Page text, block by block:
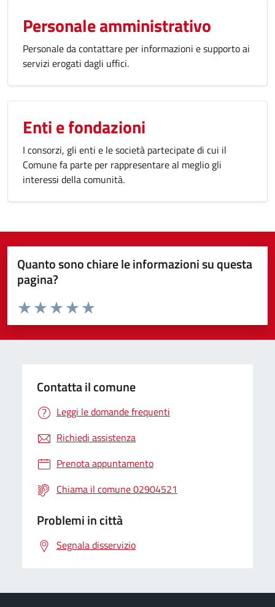
Personale amministrativo
Personale da contattare per informazioni e supporto ai
servizi erogati dagli uffici.
Enti e fondazioni
I consorzi, gli enti e le società partecipate di cui il
Comune fa parte per rappresentare al meglio gli
interessi della comunità.
Quanto sono chiare le informazioni su questa
pagina?
Valuta da 1 a 5 stelle la pagina
Valuta 5 stelle su 5
Valuta 4 stelle su 5
Valuta 3 stelle su 5
Valuta 2 stelle su 5
Valuta 1 stelle su 5
Contatta il comune
Leggi le domande frequenti
Richiedi assistenza
Prenota appuntamento
Chiama il comune 02904521
Problemi in città
Segnala disservizio